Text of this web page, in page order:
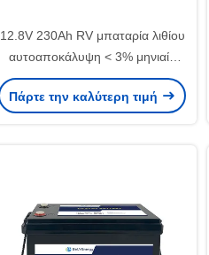
12.8V 230Ah RV μπαταρία λιθίου
αυτοαποκάλυψη < 3% μηνιαία
ABS περίπτωση
Πάρτε την καλύτερη τιμή